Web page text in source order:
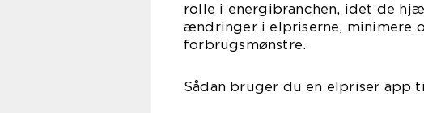
rolle i energibranchen, idet de
ændringer i elpriserne, minimere
forbrugsmønstre.
Sådan bruger du en elpriser